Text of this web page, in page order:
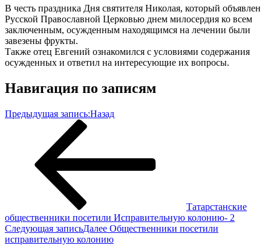
В честь праздника Дня святителя Николая, который объявлен
Русской Православной Церковью днем милосердия ко всем
заключенным, осужденным находящимся на лечении были
завезены фрукты.
Также отец Евгений ознакомился с условиями содержания
осужденных и ответил на интересующие их вопросы.
Навигация по записям
Предыдущая запись:Назад
Татарстанские
общественники посетили Исправительную колонию- 2
Следующая записьДалее Общественники посетили
исправительную колонию